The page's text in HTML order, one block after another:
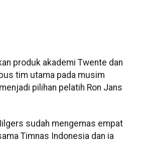
produk akademi Twente dan
tim utama pada musim
pilihan pelatih Ron Jans
sudah mengemas empat
Timnas Indonesia dan ia